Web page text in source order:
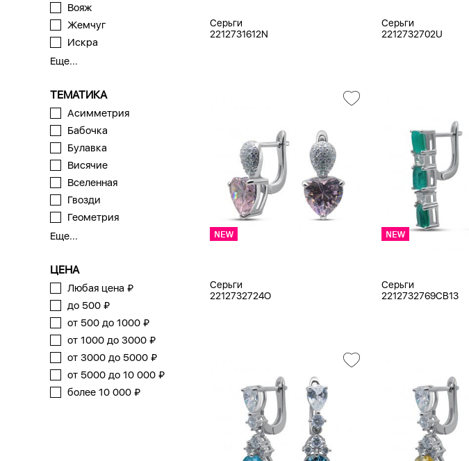
Вояж
Жемчуг
Искра
Еще...
ТЕМАТИКА
Асимметрия
Бабочка
Булавка
Висячие
Вселенная
Гвозди
Геометрия
Еще...
ЦЕНА
Любая цена ₽
до 500 ₽
от 500 до 1000 ₽
от 1000 до 3000 ₽
от 3000 до 5000 ₽
от 5000 до 10 000 ₽
более 10 000 ₽
Серьги
2212731612N
Серьги
2212732702U
Серьги
2212732724O
Серьги
2212732769CB13